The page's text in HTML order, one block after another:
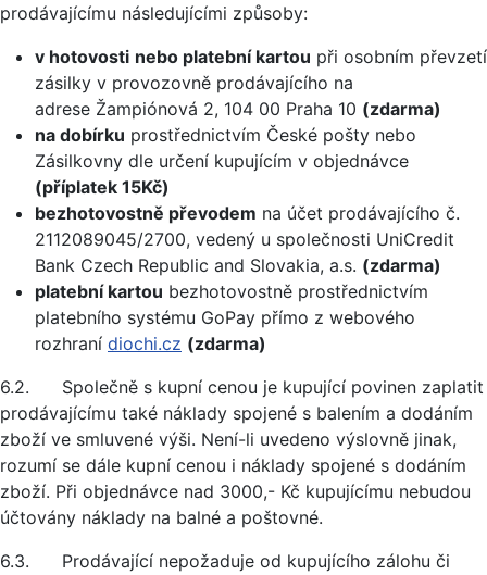
prodávajícímu následujícími způsoby:
v hotovosti nebo platební kartou při osobním převzetí
zásilky v provozovně prodávajícího na
adrese Žampiónová 2, 104 00 Praha 10 (zdarma)
na dobírku prostřednictvím České pošty nebo
Zásilkovny dle určení kupujícím v objednávce
(příplatek 15Kč)
bezhotovostně převodem na účet prodávajícího č.
2112089045/2700, vedený u společnosti UniCredit
Bank Czech Republic and Slovakia, a.s. (zdarma)
platební kartou bezhotovostně prostřednictvím
platebního systému GoPay přímo z webového
rozhraní diochi.cz (zdarma)
6.2. Společně s kupní cenou je kupující povinen zaplatit
prodávajícímu také náklady spojené s balením a dodáním
zboží ve smluvené výši. Není-li uvedeno výslovně jinak,
rozumí se dále kupní cenou i náklady spojené s dodáním
zboží. Při objednávce nad 3000,- Kč kupujícímu nebudou
účtovány náklady na balné a poštovné.
6.3. Prodávající nepožaduje od kupujícího zálohu či